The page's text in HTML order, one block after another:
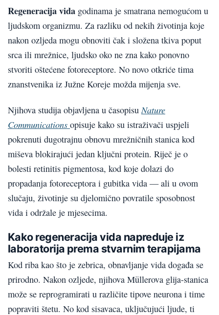
Regeneracija vida godinama je smatrana nemogućom u
ljudskom organizmu. Za razliku od nekih životinja koje
nakon ozljeda mogu obnoviti čak i složena tkiva poput
srca ili mrežnice, ljudsko oko ne zna kako ponovno
stvoriti oštećene fotoreceptore. No novo otkriće tima
znanstvenika iz Južne Koreje možda mijenja sve.
Njihova studija objavljena u časopisuNature
Communications opisuje kako su istraživači uspjeli
pokrenuti dugotrajnu obnovu mrežničnih stanica kod
miševa blokirajući jedan ključni protein. Riječ je o
bolesti retinitis pigmentosa, kod koje dolazi do
propadanja fotoreceptora i gubitka vida — ali u ovom
slučaju, životinje su djelomično povratile sposobnost
vida i održale je mjesecima.
Kako regeneracija vida napreduje iz
laboratorija prema stvarnim terapijama
Kod riba kao što je zebrica, obnavljanje vida događa se
prirodno. Nakon ozljede, njihova Müllerova glija-stanica
može se reprogramirati u različite tipove neurona i time
popraviti štetu. No kod sisavaca, uključujući ljude, ti